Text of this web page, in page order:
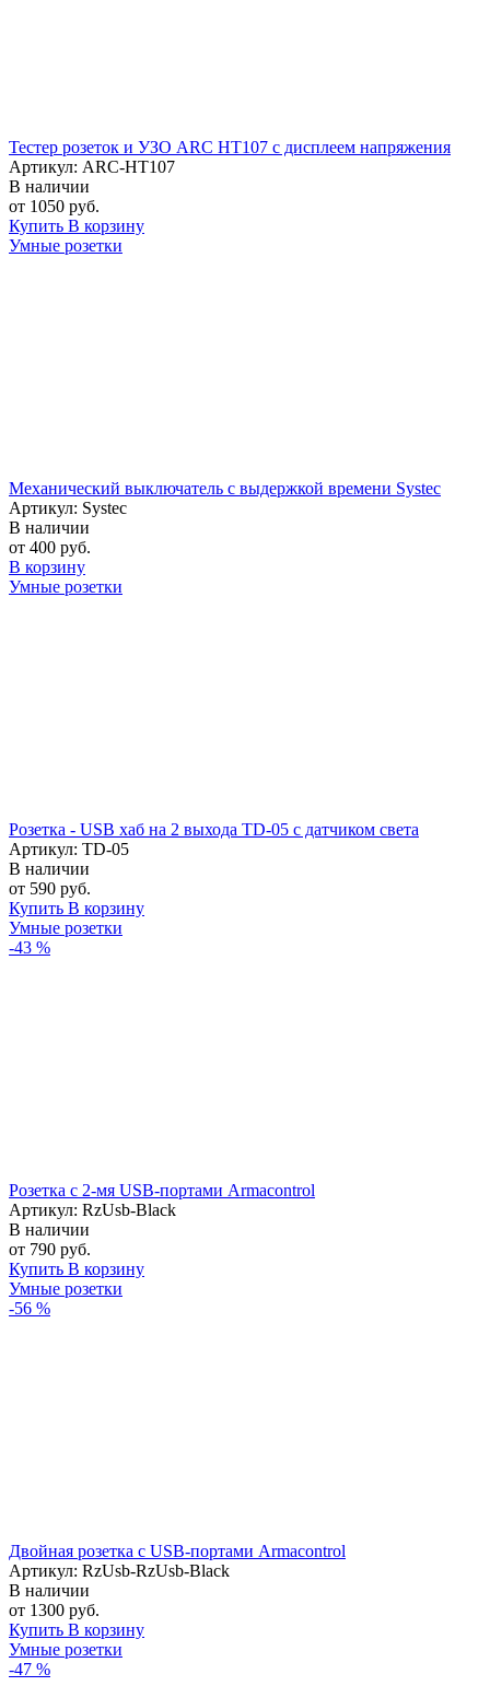
Тестер розеток и УЗО ARC HT107 с дисплеем напряжения
Артикул: ARC-HT107
В наличии
от 1050 руб.
Купить В корзину
Умные розетки
Механический выключатель с выдержкой времени Systec
Артикул: Systec
В наличии
от 400 руб.
В корзину
Умные розетки
Розетка - USB хаб на 2 выхода TD-05 с датчиком света
Артикул: TD-05
В наличии
от 590 руб.
Купить В корзину
Умные розетки
-43 %
Розетка с 2-мя USB-портами Armacontrol
Артикул: RzUsb-Black
В наличии
от 790 руб.
Купить В корзину
Умные розетки
-56 %
Двойная розетка с USB-портами Armacontrol
Артикул: RzUsb-RzUsb-Black
В наличии
от 1300 руб.
Купить В корзину
Умные розетки
-47 %